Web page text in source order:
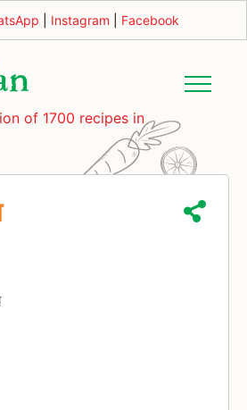
Instagram Facebook
of 1700 recipes in